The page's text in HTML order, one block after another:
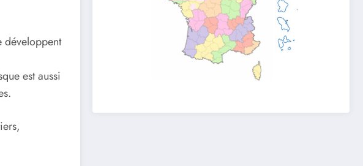
développent
est aussi